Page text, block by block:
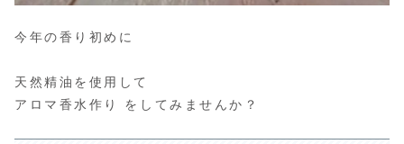
今年の香り初めに
天然精油を使用して
アロマ香水作り をしてみませんか？